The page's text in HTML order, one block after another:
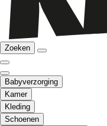
Zoeken
Babyverzorging
Kamer
Kleding
Schoenen